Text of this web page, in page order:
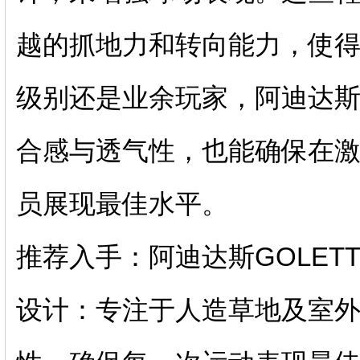
越的抓地力和转向能力，使
级别还是业余玩家，阿迪达
合感与透气性，也能确保在
员展现最佳水平。
推荐入手：阿迪达斯
设计：专注于人造草地及室